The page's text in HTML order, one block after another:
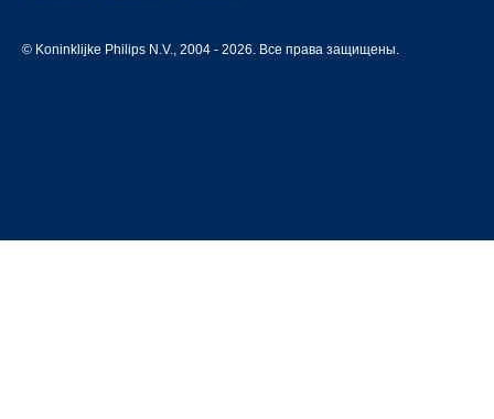
© Koninklijke Philips N.V., 2004 - 2026. Все права защищены.